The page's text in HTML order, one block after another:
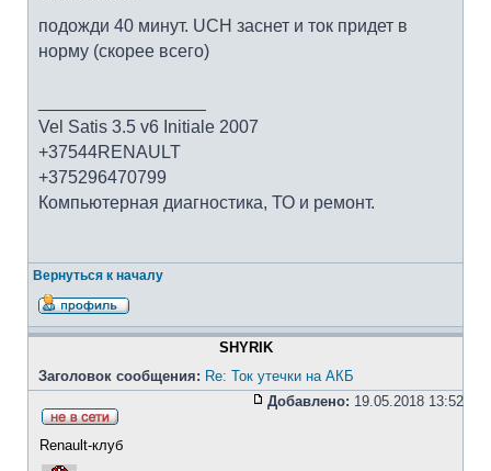
подожди 40 минут. UCH заснет и ток придет в
норму (скорее всего)
Vel Satis 3.5 v6 Initiale 2007
+37544RENAULT
+375296470799
Компьютерная диагностика, ТО и ремонт.
Вернуться к началу
SHYRIK
Заголовок сообщения: Re: Ток утечки на АКБ
Добавлено: 19.05.2018 13:52
Renault-клуб